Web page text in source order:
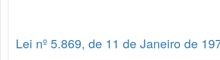
Lei nº 5.869, de 11 de Janeiro de